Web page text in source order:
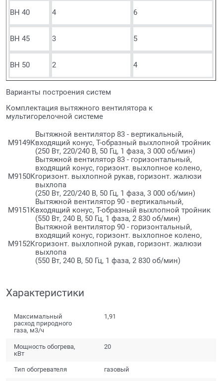
BH 40 4 6
BH 45 3 5
BH 50 2 4
Варианты построения систем
Комплектация вытяжного вентилятора к
мультигорелочной системе
М9149К
Вытяжной вентилятор 83 - вертикальный,
входящий конус, Т-образный выхлопной тройник
(250 Вт, 220/240 В, 50 Гц, 1 фаза, 3 000 об/мин)
М9150К
Вытяжной вентилятор 83 - горизонтальный,
входящий конус, горизонт. выхлопное колено,
горизонт. выхлопной рукав, горизонт. жалюзи
выхлопа
(250 Вт, 220/240 В, 50 Гц, 1 фаза, 3 000 об/мин)
М9151К
Вытяжной вентилятор 90 - вертикальный,
входящий конус, Т-образный выхлопной тройник
(550 Вт, 240 В, 50 Гц, 1 фаза, 2 830 об/мин)
М9152К
Вытяжной вентилятор 90 - горизонтальный,
входящий конус, горизонт. выхлопное колено,
горизонт. выхлопной рукав, горизонт. жалюзи
выхлопа
(550 Вт, 240 В, 50 Гц, 1 фаза, 2 830 об/мин)
Характеристики
Максимальный
расход природного
газа, м3/ч
1,91
Мощность обогрева,
кВт
20
Тип обогревателя газовый